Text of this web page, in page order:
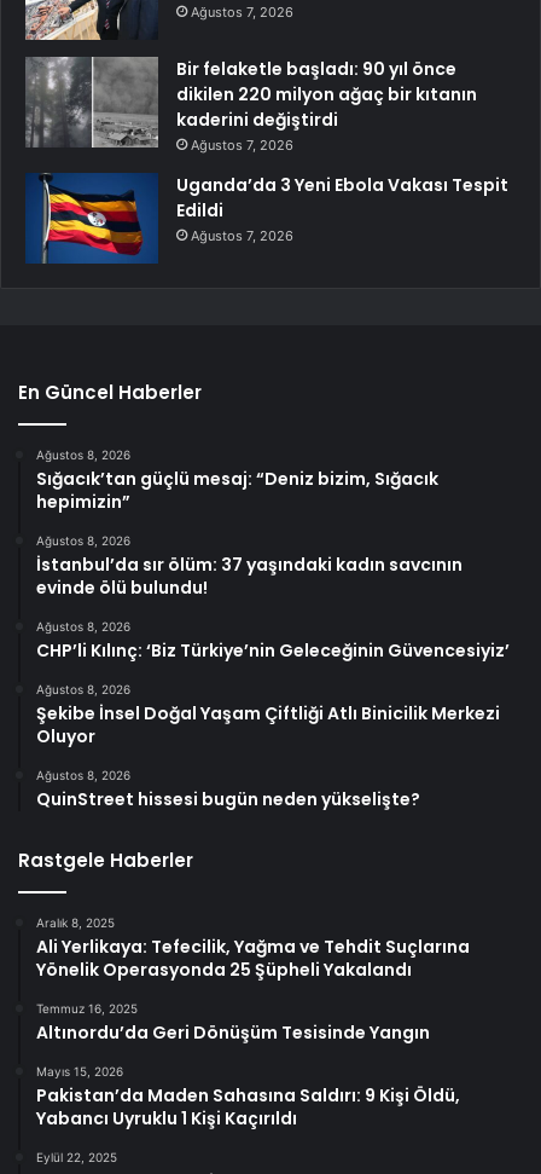
Ağustos 7, 2026
Bir felaketle başladı: 90 yıl önce
dikilen 220 milyon ağaç bir kıtanın
kaderini değiştirdi
Ağustos 7, 2026
Uganda’da 3 Yeni Ebola Vakası Tespit
Edildi
Ağustos 7, 2026
En Güncel Haberler
Ağustos 8, 2026
Sığacık’tan güçlü mesaj: “Deniz bizim, Sığacık
hepimizin”
Ağustos 8, 2026
İstanbul’da sır ölüm: 37 yaşındaki kadın savcının
evinde ölü bulundu!
Ağustos 8, 2026
CHP’li Kılınç: ‘Biz Türkiye’nin Geleceğinin Güvencesiyiz’
Ağustos 8, 2026
Şekibe İnsel Doğal Yaşam Çiftliği Atlı Binicilik Merkezi
Oluyor
Ağustos 8, 2026
QuinStreet hissesi bugün neden yükselişte?
Rastgele Haberler
Aralık 8, 2025
Ali Yerlikaya: Tefecilik, Yağma ve Tehdit Suçlarına
Yönelik Operasyonda 25 Şüpheli Yakalandı
Temmuz 16, 2025
Altınordu’da Geri Dönüşüm Tesisinde Yangın
Mayıs 15, 2026
Pakistan’da Maden Sahasına Saldırı: 9 Kişi Öldü,
Yabancı Uyruklu 1 Kişi Kaçırıldı
Eylül 22, 2025